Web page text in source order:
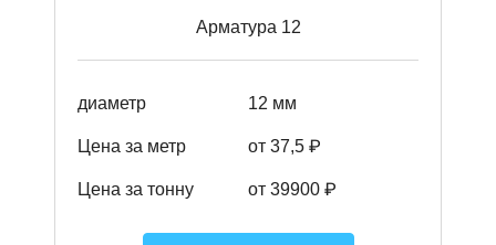
Арматура 12
диаметр 12 мм
Цена за метр от 37,5 ₽
Цена за тонну от 39900 ₽